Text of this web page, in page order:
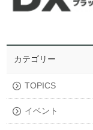
カテゴリー
TOPICS
イベント